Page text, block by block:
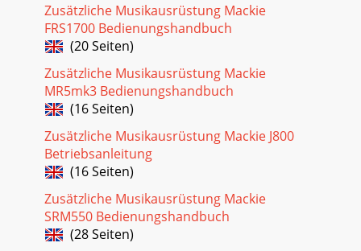
Zusätzliche Musikausrüstung Mackie
FRS1700 Bedienungshandbuch
(20 Seiten)
Zusätzliche Musikausrüstung Mackie
MR5mk3 Bedienungshandbuch
(16 Seiten)
Zusätzliche Musikausrüstung Mackie J800
Betriebsanleitung
(16 Seiten)
Zusätzliche Musikausrüstung Mackie
SRM550 Bedienungshandbuch
(28 Seiten)